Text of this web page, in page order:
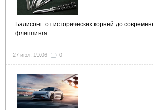
Балисонг: от исторических корней до
флиппинга
27 июл, 19:06 0